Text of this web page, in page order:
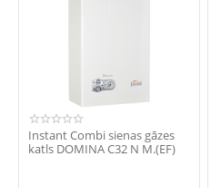
Instant Combi sienas gāzes
katls DOMINA C32 N M.(EF)